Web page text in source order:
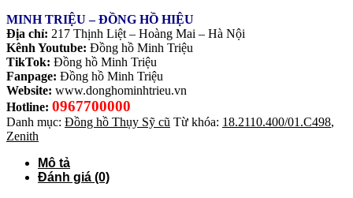
MINH TRIỆU – ĐỒNG HỒ HIỆU
Địa chỉ: 217 Thịnh Liệt – Hoàng Mai – Hà Nội
Kênh Youtube: Đồng hồ Minh Triệu
TikTok: Đồng hồ Minh Triệu
Fanpage: Đồng hồ Minh Triệu
Website: www.donghominhtrieu.vn
Hotline: 0967700000
Danh mục: Đồng hồ Thụy Sỹ cũ Từ khóa: 18.2110.400/01.C498,
Zenith
Mô tả
Đánh giá (0)